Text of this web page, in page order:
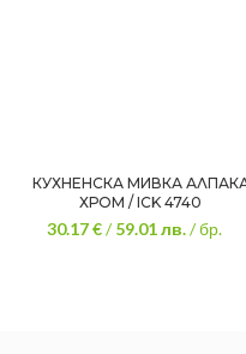
КУХНЕНСКА МИВКА
ХРОМ / ICK 4740
30.17 €/59.01лв./ бр.